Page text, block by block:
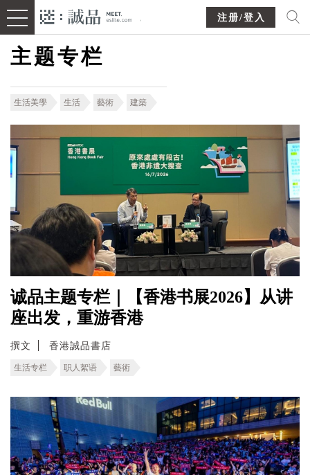
注册/登入
主题专栏
生活美學 生活 藝術 建築
诚品主题专栏｜【香港书展2026】从讲
座出发，重游香港
撰文 香港誠品書店
生活专栏 职人絮语 藝術